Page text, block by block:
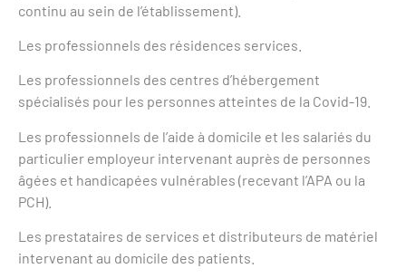
continu au sein de l’établissement).
Les professionnels des résidences services.
Les professionnels des centres d’hébergement
spécialisés pour les personnes atteintes de la Covid-19.
Les professionnels de l’aide à domicile et les salariés du
particulier employeur intervenant auprès de personnes
âgées et handicapées vulnérables (recevant l’APA ou la
PCH).
Les prestataires de services et distributeurs de matériel
intervenant au domicile des patients.